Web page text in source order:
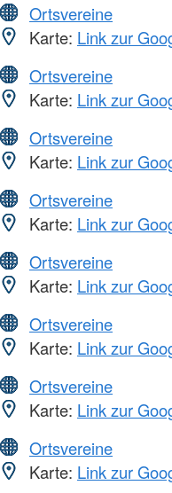
Ortsvereine
Karte: Link zur
Ortsvereine
Karte: Link zur
Ortsvereine
Karte: Link zur
Ortsvereine
Karte: Link zur
Ortsvereine
Karte: Link zur
Ortsvereine
Karte: Link zur
Ortsvereine
Karte: Link zur
Ortsvereine
Karte: Link zur